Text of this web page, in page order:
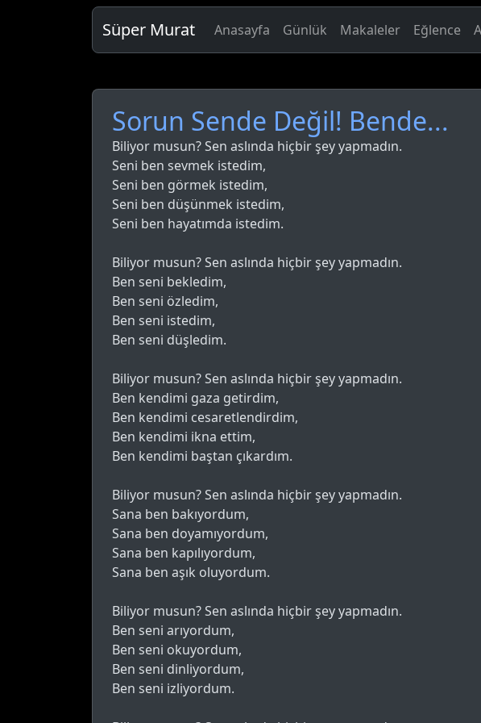
Süper Murat Anasayfa Günlük Makaleler Eğlence
Sorun Sende Değil! Bende...
Biliyor musun? Sen aslında hiçbir şey yapmadın.
Seni ben sevmek istedim,
Seni ben görmek istedim,
Seni ben düşünmek istedim,
Seni ben hayatımda istedim.
Biliyor musun? Sen aslında hiçbir şey yapmadın.
Ben seni bekledim,
Ben seni özledim,
Ben seni istedim,
Ben seni düşledim.
Biliyor musun? Sen aslında hiçbir şey yapmadın.
Ben kendimi gaza getirdim,
Ben kendimi cesaretlendirdim,
Ben kendimi ikna ettim,
Ben kendimi baştan çıkardım.
Biliyor musun? Sen aslında hiçbir şey yapmadın.
Sana ben bakıyordum,
Sana ben doyamıyordum,
Sana ben kapılıyordum,
Sana ben aşık oluyordum.
Biliyor musun? Sen aslında hiçbir şey yapmadın.
Ben seni arıyordum,
Ben seni okuyordum,
Ben seni dinliyordum,
Ben seni izliyordum.